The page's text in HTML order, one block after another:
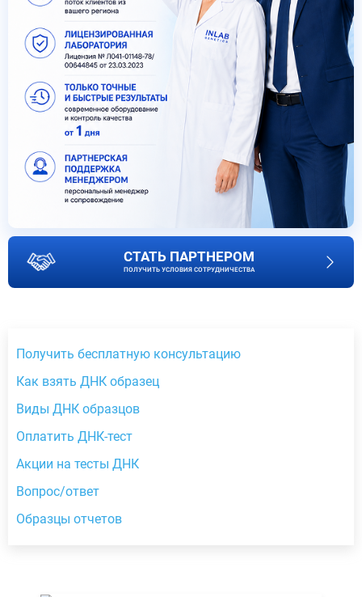
СТАТЬ ПАРТНЕРОМ
ПОЛУЧИТЬ УСЛОВИЯ СОТРУДНИЧЕСТВА
Получить бесплатную консультацию
Как взять ДНК образец
Виды ДНК образцов
Оплатить ДНК-тест
Акции на тесты ДНК
Вопрос/ответ
Образцы отчетов